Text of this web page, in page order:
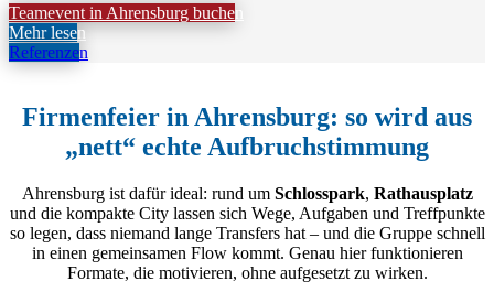
Teamevent in Ahrensburg buchen
Mehr lesen
Referenzen
Firmenfeier in Ahrensburg: so wird aus
„nett“ echte Aufbruchstimmung
Ahrensburg ist dafür ideal: rund um Schlosspark, Rathausplatz
und die kompakte City lassen sich Wege, Aufgaben und Treffpunkte
so legen, dass niemand lange Transfers hat – und die Gruppe schnell
in einen gemeinsamen Flow kommt. Genau hier funktionieren
Formate, die motivieren, ohne aufgesetzt zu wirken.